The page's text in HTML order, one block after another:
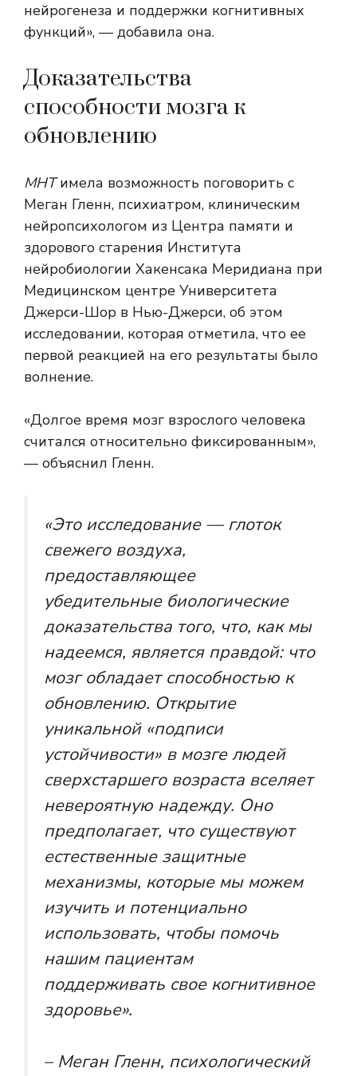
нейрогенеза и поддержки когнитивных
функций», — добавила она.
Доказательства
способности мозга к
обновлению
МНТимела возможность поговорить с
Меган Гленн, психиатром, клиническим
нейропсихологом из Центра памяти и
здорового старения Института
нейробиологии Хакенсака Меридиана при
Медицинском центре Университета
Джерси-Шор в Нью-Джерси, об этом
исследовании, которая отметила, что ее
первой реакцией на его результаты было
волнение.
«Долгое время мозг взрослого человека
считался относительно фиксированным»,
— объяснил Гленн.
«Это исследование — глоток
свежего воздуха,
предоставляющее
убедительные биологические
доказательства того, что, как мы
надеемся, является правдой: что
мозг обладает способностью к
обновлению. Открытие
уникальной «подписи
устойчивости» в мозге людей
сверхстаршего возраста вселяет
невероятную надежду. Оно
предполагает, что существуют
естественные защитные
механизмы, которые мы можем
изучить и потенциально
использовать, чтобы помочь
нашим пациентам
поддерживать свое когнитивное
здоровье».
– Меган Гленн, психологический